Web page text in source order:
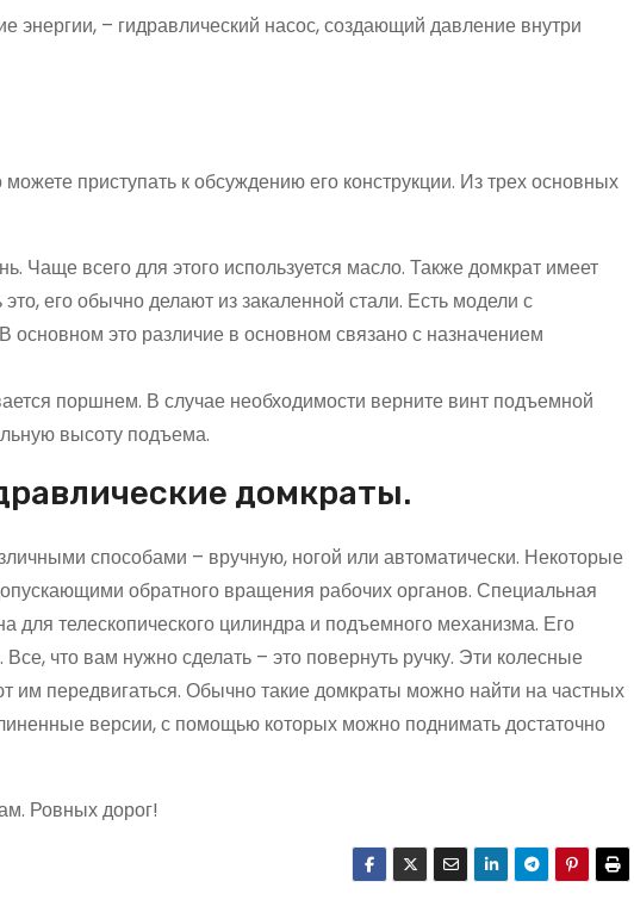
– гидравлический насос, создающий давление внутри
приступать к обсуждению его конструкции. Из трех основных
Чаще всего для этого используется масло. Также домкрат имеет
его обычно делают из закаленной стали. Есть модели с
это различие в основном связано с назначением
поршнем. В случае необходимости верните винт подъемной
высоту подъема.
домкраты.
способами – вручную, ногой или автоматически. Некоторые
обратного вращения рабочих органов. Специальная
телескопического цилиндра и подъемного механизма. Его
что вам нужно сделать – это повернуть ручку. Эти колесные
передвигаться. Обычно такие домкраты можно найти на частных
версии, с помощью которых можно поднимать достаточно
Ровных дорог!